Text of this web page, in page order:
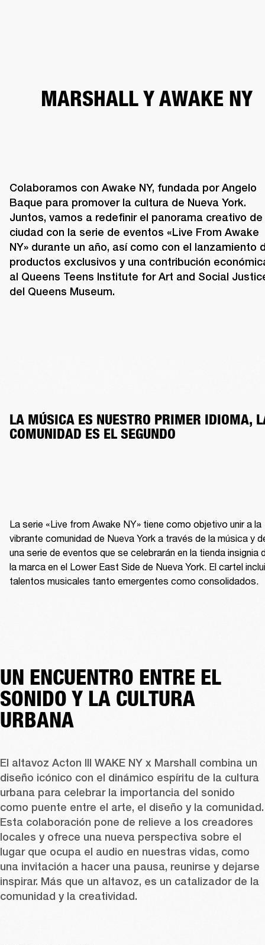
MARSHALL Y AWAKE NY
Colaboramos con Awake NY, fundada por Angelo
Baque para promover la cultura de Nueva York.
Juntos, vamos a redefinir el panorama creativo de
ciudad con la serie de eventos «Live From Awake
NY» durante un año, así como con el lanzamiento
productos exclusivos y una contribución
al Queens Teens Institute for Art and Social
del Queens Museum.
LA MÚSICA ES NUESTRO PRIMER IDIOMA,
COMUNIDAD ES EL SEGUNDO
La serie «Live from Awake NY» tiene como objetivo unir a la
vibrante comunidad de Nueva York a través de la música y
una serie de eventos que se celebrarán en la tienda insignia
la marca en el Lower East Side de Nueva York. El cartel
talentos musicales tanto emergentes como consolidados.
UN ENCUENTRO ENTRE EL
SONIDO Y LA CULTURA
URBANA
El altavoz Acton III WAKE NY x Marshall combina un
diseño icónico con el dinámico espíritu de la cultura
urbana para celebrar la importancia del sonido
como puente entre el arte, el diseño y la comunidad.
Esta colaboración pone de relieve a los creadores
locales y ofrece una nueva perspectiva sobre el
lugar que ocupa el audio en nuestras vidas, como
una invitación a hacer una pausa, reunirse y dejarse
inspirar. Más que un altavoz, es un catalizador de la
comunidad y la creatividad.